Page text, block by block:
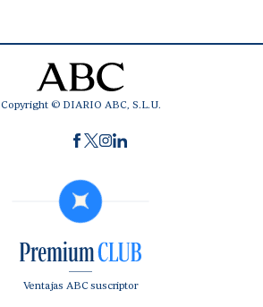
Copyright © DIARIO ABC, S.L.U.
Ventajas ABC suscriptor